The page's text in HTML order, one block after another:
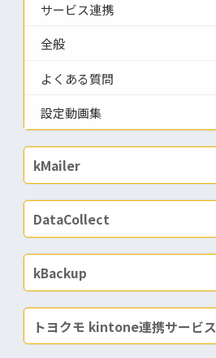
サービス連携
全般
よくある質問
設定動画集
kMailer
DataCollect
kBackup
トヨクモ kintone連携サービス